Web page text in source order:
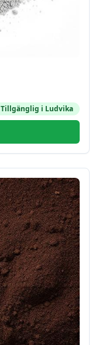
Tillgänglig i Ludvika